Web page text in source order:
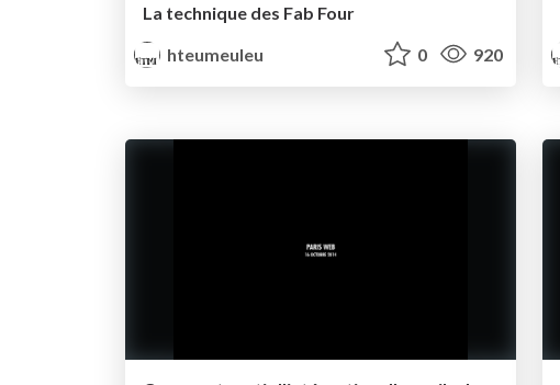
La technique des Fab Four
hteumeuleu
0 920